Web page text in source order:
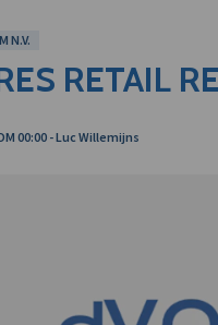
N.V.
RETAIL
00:00 - Luc Willemijns